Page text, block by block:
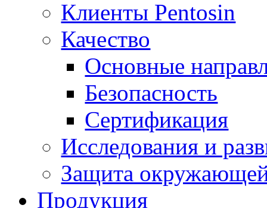
Клиенты Pentosin
Качество
Основные
Безопасность
Сертификация
Исследования и
Защита
Продукция